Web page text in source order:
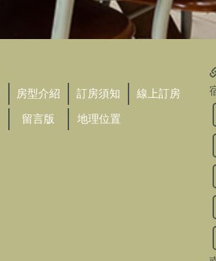
房型介紹 訂房須知 線上訂房
留言版 地理位置